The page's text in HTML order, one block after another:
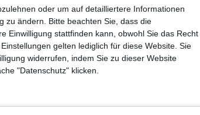
oder um auf detailliertere Informationen
zu ändern.
Bitte beachten Sie, dass die
Einwilligung stattfinden kann, obwohl Sie das Recht
gelten lediglich für diese Website. Sie
widerrufen, indem Sie zu dieser Website
"Datenschutz" klicken.
wird gesenkt und
wenn die Fähigkeit
Einzelnen auch
gibt. Deshalb haben wir